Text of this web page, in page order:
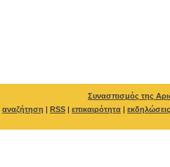
Συνασπισμός της
αναζήτηση | RSS | επικαιρότητα | εκδηλώσεις